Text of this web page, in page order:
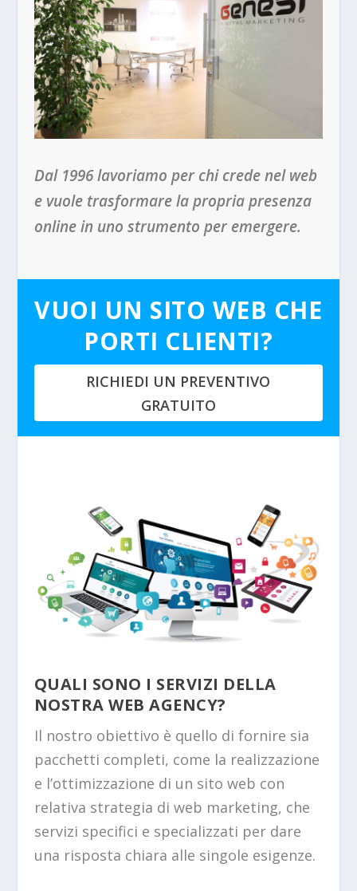
Dal 1996 lavoriamo per chi crede nel web
e vuole trasformare la propria presenza
online in uno strumento per emergere.
VUOI UN SITO WEB CHE
PORTI CLIENTI?
RICHIEDI UN PREVENTIVO
GRATUITO
QUALI SONO I SERVIZI DELLA
NOSTRA WEB AGENCY?
Il nostro obiettivo è quello di fornire sia
pacchetti completi, come la realizzazione
e l’ottimizzazione di un sito web con
relativa strategia di web marketing, che
servizi specifici e specializzati per dare
una risposta chiara alle singole esigenze.